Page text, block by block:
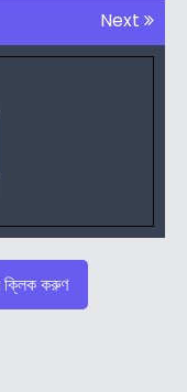
Next
ক্লিক করুণ